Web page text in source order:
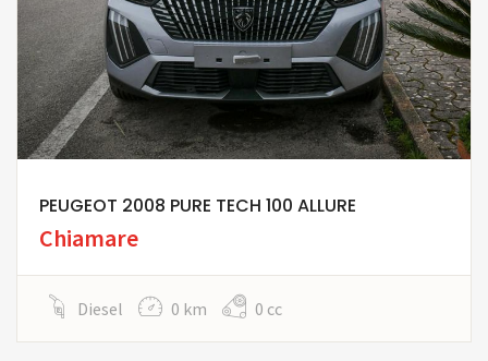
PEUGEOT 2008 PURE TECH 100 ALLURE
Chiamare
Diesel 0 km 0 cc